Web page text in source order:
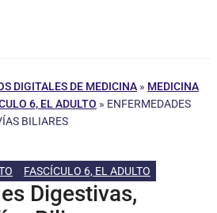
DIGITALES DE MEDICINA » MEDICINA
6, EL ADULTO » ENFERMEDADES
BILIARES
FASCÍCULO 6, EL ADULTO
Digestivas,